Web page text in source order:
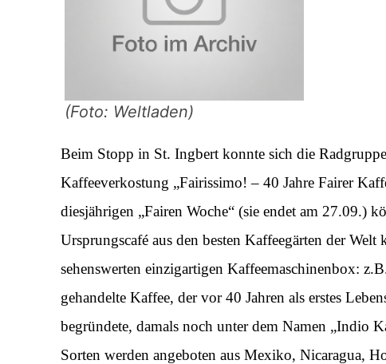
(Foto: Weltladen)
Beim Stopp in St. Ingbert konnte sich die
Kaffeeverkostung „Fairissimo! – 40 Jahre Fairer
diesjährigen „Fairen Woche“ (sie endet am 27.09.)
Ursprungscafé aus den besten Kaffeegärten der
sehenswerten einzigartigen Kaffeemaschinenbox:
gehandelte Kaffee, der vor 40 Jahren als erstes
begründete, damals noch unter dem Namen „Indio
Sorten werden angeboten aus Mexiko, Nicaragua,